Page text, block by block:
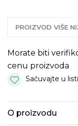
PROIZVOD VIŠE
Morate biti
cenu proizvoda
Sačuvajte u
O proizvodu